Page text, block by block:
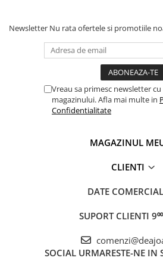
Casute copii
Jocuri de rol
Jocuri inteligenta si memorie
Casute papusi
Jocuri dezvoltare emotionala
Jocuri si jucarii stiinta
Jocuri de cooperare
Jocuri dezvoltarea imaginatiei
Carti si culegeri cu exercitii
Cărți educative pentru copii
Newsletter Nu rata ofertele si promotiile
Vreau sa primesc newsletter
magazinului. Afla mai multe in
Confidentialitate
MAGAZINUL
CLIENTI
DATE
SUPORT CLIENTI
SOCIAL URMARESTE-NE IN